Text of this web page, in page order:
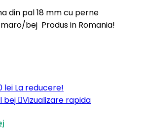
din pal 18 mm cu perne
bej Produs in Romania!
lei La reducere!
Vizualizare rapida